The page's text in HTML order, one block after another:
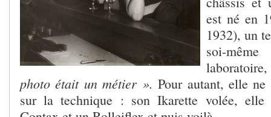
est né en
1932), un
soi-
photo était un métier ».Pour autant, elle ne
sur la technique : son Ikarette volée,